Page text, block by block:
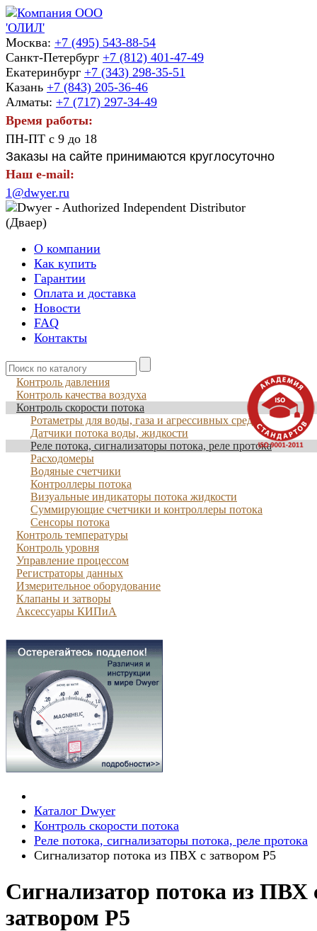
Москва: +7 (495) 543-88-54
Санкт-Петербург +7 (812) 401-47-49
Екатеринбург +7 (343) 298-35-51
Казань +7 (843) 205-36-46
Алматы: +7 (717) 297-34-49
Время работы:
ПН-ПТ с 9 до 18
Заказы на сайте принимаются круглосуточно
Наш e-mail:
1@dwyer.ru
О компании
Как купить
Гарантии
Оплата и доставка
Новости
FAQ
Контакты
Контроль давления
Контроль качества воздуха
Контроль скорости потока
Ротаметры для воды, газа и агрессивных сред
Датчики потока воды, жидкости
Реле потока, сигнализаторы потока, реле протока
Расходомеры
Водяные счетчики
Контроллеры потока
Визуальные индикаторы потока жидкости
Суммирующие счетчики и контроллеры потока
Сенсоры потока
Контроль температуры
Контроль уровня
Управление процессом
Регистраторы данных
Измерительное оборудование
Клапаны и затворы
Аксессуары КИПиА
Каталог Dwyer
Контроль скорости потока
Реле потока, сигнализаторы потока, реле протока
Сигнализатор потока из ПВХ с затвором P5
Сигнализатор потока из ПВХ
затвором P5